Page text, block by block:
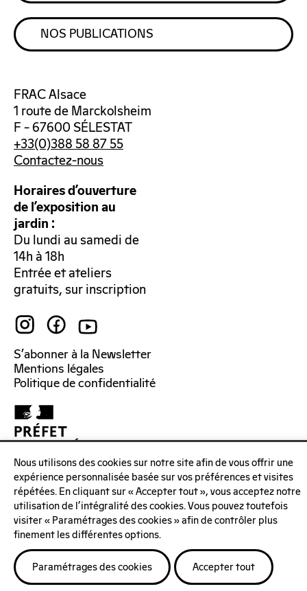
NOS PUBLICATIONS
FRAC Alsace
1 route de Marckolsheim
F – 67600 SÉLESTAT
+33(0)388 58 87 55
Contactez-nous
Horaires d’ouverture
de l’exposition au
jardin :
Du lundi au samedi de
14h à 18h
Entrée et ateliers
gratuits, sur inscription
S’abonner à la Newsletter
Mentions légales
Politique de confidentialité
Nous utilisons des cookies sur notre site afin de vous offrir une
expérience personnalisée basée sur vos préférences et visites
répétées. En cliquant sur « Accepter tout », vous acceptez notre
utilisation de l'intégralité des cookies. Vous pouvez toutefois
visiter « Paramétrages des cookies » afin de contrôler plus
finement les différentes options.
Paramétrages des cookies Accepter tout